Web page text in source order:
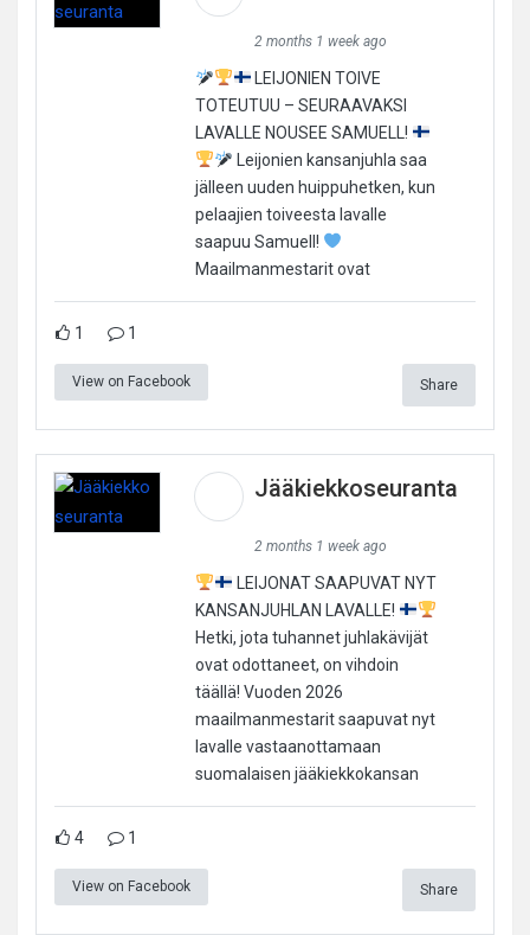
2 months 1 week ago
LEIJONIEN TOIVE
TOTEUTUU – SEURAAVAKSI
LAVALLE NOUSEE SAMUELL!
Leijonien kansanjuhla saa
jälleen uuden huippuhetken, kun
pelaajien toiveesta lavalle
saapuu Samuell!
Maailmanmestarit ovat
1 1
View on Facebook Share
Jääkiekkoseuranta
2 months 1 week ago
LEIJONAT SAAPUVAT NYT
KANSANJUHLAN LAVALLE!
Hetki, jota tuhannet juhlakävijät
ovat odottaneet, on vihdoin
täällä! Vuoden 2026
maailmanmestarit saapuvat nyt
lavalle vastaanottamaan
suomalaisen jääkiekkokansan
4 1
View on Facebook Share